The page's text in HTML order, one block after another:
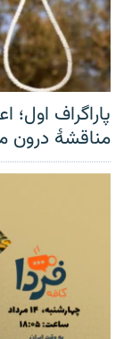
پاراگراف اول؛
مناقشهٔ درون